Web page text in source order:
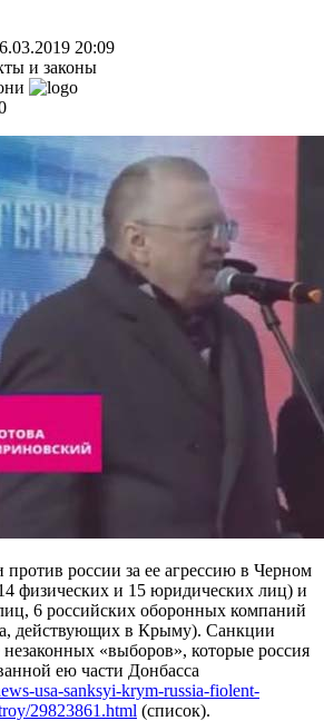
20:09
и законы
россии за ее агрессию в Черном
физических и 15 юридических лиц) и
6 российских оборонных компаний
действующих в Крыму). Санкции
«выборов», которые россия
ею части Донбасса
usa-sanksyi-krym-russia-fiolent-
29823861.html (список).